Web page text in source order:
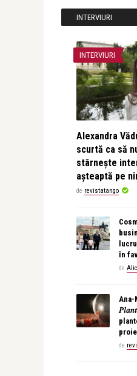
INTERVIURI
INTERVIURI
Alexandra
scurtă ca să
stârnește
așteaptă pe
de revistatango
în
de
Ana-
de